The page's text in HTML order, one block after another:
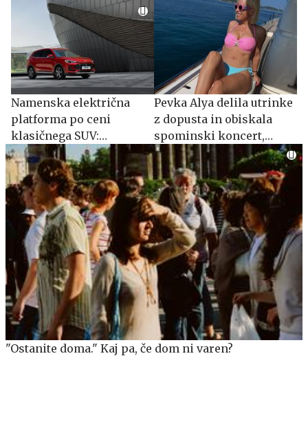
običajno skrito #video
Namenska električna
platforma po ceni
klasičnega SUV:
spoznajte MG S5 EV
Pevka Alya delila utrinke
z dopusta in obiskala
spominski koncert,
posvečen Oliverju
Dragojeviću
"Ostanite doma." Kaj pa, če dom ni varen?